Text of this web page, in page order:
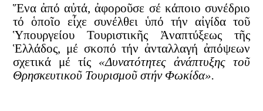
Ἕνα ἀπό αὐτά, ἀφοροῦσε σέ κάποιο συνέδριο
τό ὁποῖο εἶχε συνέλθει ὑπό τήν αἰγίδα τοῦ
Ὑπουργείου Τουριστικῆς Ἀναπτύξεως τῆς
Ἑλλάδος, μέ σκοπό τήν ἀνταλλαγή ἀπόψεων
σχετικά μέ τίς «Δυνατότητες ἀνάπτυξης τοῦ
Θρησκευτικοῦ Τουρισμοῦ στήν Φωκίδα».